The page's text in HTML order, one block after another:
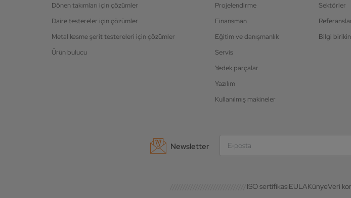
Dönen takımları için çözümler
Daire testereler için çözümler
Metal kesme şerit testereleri için çözümler
Ürün bulucu
Projelendirme
Finansman
Eğitim ve danışmanlık
Servis
Yedek parçalar
Yazılım
Kullanılmış makineler
Sektörler
Bilgi
Newsletter
ISO sertifikasıEULAKünyeVeri